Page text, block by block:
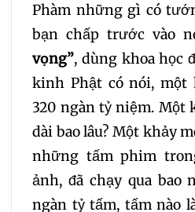
Phàm những gì có
bạn chấp trước vào
vọng”, dùng khoa học
kinh Phật có nói, một
320 ngàn tỷ niệm. Một
dài bao lâu? Một khảy
những tấm phim
ảnh, đã chạy qua bao
ngàn tỷ tấm, tấm nào